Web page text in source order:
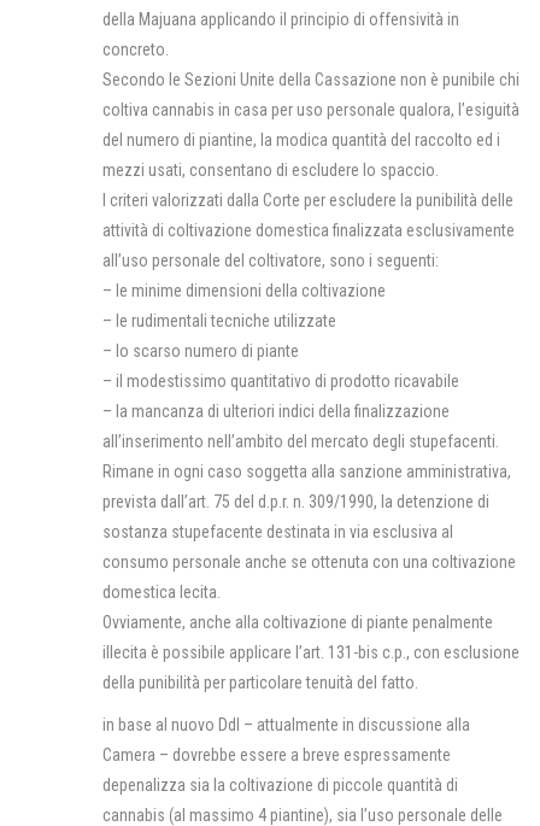
della Majuana applicando il principio di offensività in
concreto.
Secondo le Sezioni Unite della Cassazione non è punibile chi
coltiva cannabis in casa per uso personale qualora, l’esiguità
del numero di piantine, la modica quantità del raccolto ed i
mezzi usati, consentano di escludere lo spaccio.
I criteri valorizzati dalla Corte per escludere la punibilità delle
attività di coltivazione domestica finalizzata esclusivamente
all’uso personale del coltivatore, sono i seguenti:
– le minime dimensioni della coltivazione
– le rudimentali tecniche utilizzate
– lo scarso numero di piante
– il modestissimo quantitativo di prodotto ricavabile
– la mancanza di ulteriori indici della finalizzazione
all’inserimento nell’ambito del mercato degli stupefacenti.
Rimane in ogni caso soggetta alla sanzione amministrativa,
prevista dall’art. 75 del d.p.r. n. 309/1990, la detenzione di
sostanza stupefacente destinata in via esclusiva al
consumo personale anche se ottenuta con una coltivazione
domestica lecita.
Ovviamente, anche alla coltivazione di piante penalmente
illecita è possibile applicare l’art. 131-bis c.p., con esclusione
della punibilità per particolare tenuità del fatto.
in base al nuovo Ddl – attualmente in discussione alla
Camera – dovrebbe essere a breve espressamente
depenalizza sia la coltivazione di piccole quantità di
cannabis (al massimo 4 piantine), sia l’uso personale delle